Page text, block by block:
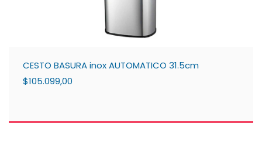
CESTO BASURA inox AUTOMATICO 31.5cm
$105.099,00